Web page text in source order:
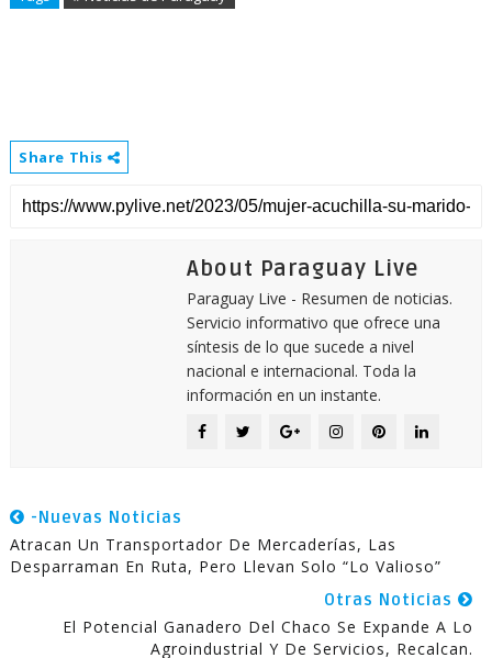
Share This
About Paraguay Live
Paraguay Live - Resumen de noticias.
Servicio informativo que ofrece una
síntesis de lo que sucede a nivel
nacional e internacional. Toda la
información en un instante.
-Nuevas Noticias
Atracan Un Transportador De Mercaderías, Las
Desparraman En Ruta, Pero Llevan Solo “lo Valioso”
Otras Noticias
El Potencial Ganadero Del Chaco Se Expande A Lo
Agroindustrial Y De Servicios, Recalcan.